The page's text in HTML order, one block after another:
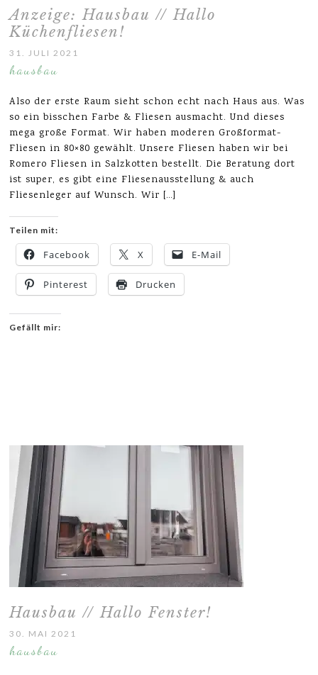
Anzeige: Hausbau // Hallo
Küchenfliesen!
31. JULI 2021
hausbau
Also der erste Raum sieht schon echt nach Haus aus. Was
so ein bisschen Farbe & Fliesen ausmacht. Und dieses
mega große Format. Wir haben moderen Großformat-
Fliesen in 80×80 gewählt. Unsere Fliesen haben wir bei
Romero Fliesen in Salzkotten bestellt. Die Beratung dort
ist super, es gibt eine Fliesenausstellung & auch
Fliesenleger auf Wunsch. Wir […]
Teilen mit:
Facebook X E-Mail
Pinterest Drucken
Gefällt mir:
Hausbau // Hallo Fenster!
30. MAI 2021
hausbau